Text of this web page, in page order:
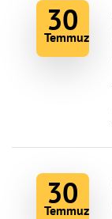
30
Temmuz
30
Temmuz